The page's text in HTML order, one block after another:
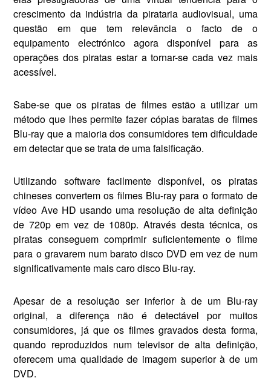
crescimento da indústria da pirataria audiovisual, uma
questão em que tem rele­vância o facto de o
equipamento electrónico agora disponível para as
operações dos piratas estar a tornar-se cada vez mais
acessível.
Sabe-se que os piratas de filmes estão a utilizar um
método que lhes permite fazer cópias baratas de filmes
Blu-ray que a maioria dos consumidores tem dificul­dade
em detectar que se trata de uma falsificação.
Utilizando software facilmen­te disponível, os piratas
chine­ses convertem os filmes Blu-ray para o formato de
vídeo Ave HD usando uma resolução de alta de­finição
de 720p em vez de 1080p. Através desta técnica, os
piratas conseguem comprimir suficien­temente o filme
para o gravarem num barato disco DVD em vez de num
significativamente mais caro disco Blu-ray.
Apesar de a resolução ser in­ferior à de um Blu-ray
original, a diferença não é detectável por muitos
consumidores, já que os filmes gravados desta forma,
quando reproduzidos num tele­visor de alta definição,
oferecem uma qualidade de imagem supe­rior à de um
DVD.